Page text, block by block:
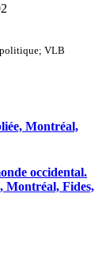
politique; VLB
Montréal,
occidental.
Montréal, Fides,